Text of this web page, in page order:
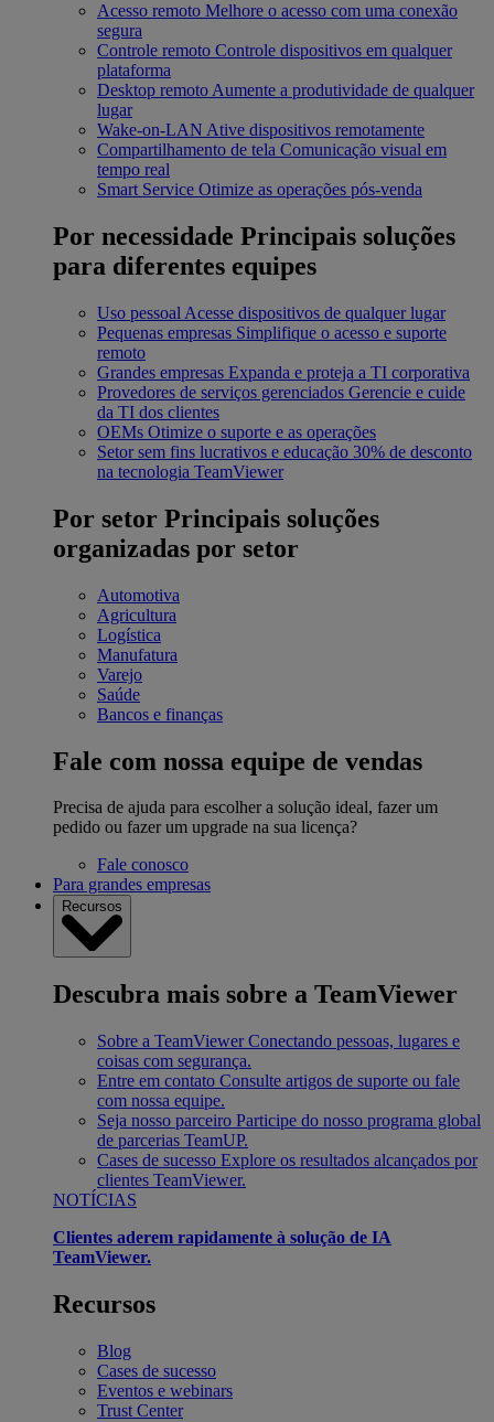
Acesso remoto Melhore o acesso com uma conexão
segura
Controle remoto Controle dispositivos em qualquer
plataforma
Desktop remoto Aumente a produtividade de qualquer
lugar
Wake-on-LAN Ative dispositivos remotamente
Compartilhamento de tela Comunicação visual em
tempo real
Smart Service Otimize as operações pós-venda
Por necessidade Principais soluções
para diferentes equipes
Uso pessoal Acesse dispositivos de qualquer lugar
Pequenas empresas Simplifique o acesso e suporte
remoto
Grandes empresas Expanda e proteja a TI corporativa
Provedores de serviços gerenciados Gerencie e cuide
da TI dos clientes
OEMs Otimize o suporte e as operações
Setor sem fins lucrativos e educação 30% de desconto
na tecnologia TeamViewer
Por setor Principais soluções
organizadas por setor
Automotiva
Agricultura
Logística
Manufatura
Varejo
Saúde
Bancos e finanças
Fale com nossa equipe de vendas
Precisa de ajuda para escolher a solução ideal, fazer um
pedido ou fazer um upgrade na sua licença?
Fale conosco
Para grandes empresas
Recursos
Descubra mais sobre a TeamViewer
Sobre a TeamViewer Conectando pessoas, lugares e
coisas com segurança.
Entre em contato Consulte artigos de suporte ou fale
com nossa equipe.
Seja nosso parceiro Participe do nosso programa global
de parcerias TeamUP.
Cases de sucesso Explore os resultados alcançados por
clientes TeamViewer.
NOTÍCIAS
Clientes aderem rapidamente à solução de IA
TeamViewer.
Recursos
Blog
Cases de sucesso
Eventos e webinars
Trust Center